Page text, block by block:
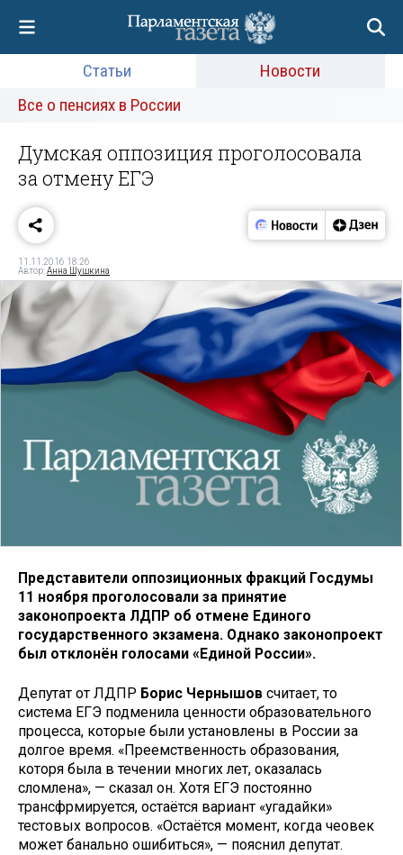
Статьи
Новости
Все о пенсиях в России
Думская оппозиция проголосовала
за отмену ЕГЭ
11.11.2016 18:26
Автор:Анна Шушкина
Представители оппозиционных фракций Госдумы
11 ноября проголосовали за принятие
законопроекта ЛДПР об отмене Единого
государственного экзамена. Однако законопроект
был отклонён голосами «Единой России».
Депутат от ЛДПР Борис Чернышов считает, то
система ЕГЭ подменила ценности образовательного
процесса, которые были установлены в России за
долгое время. «Преемственность образования,
которя была в течении многих лет, оказалась
сломлена», — сказал он. Хотя ЕГЭ постоянно
трансфрмируется, остаётся вариант «угадайки»
тестовых вопросов. «Остаётся момент, когда чеовек
может банально ошибиться», — пояснил депутат.